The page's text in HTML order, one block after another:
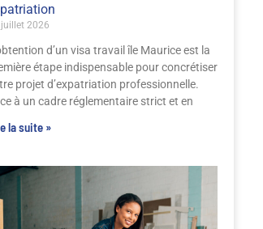
2026
d’un visa travail île Maurice est la
étape indispensable pour concrétiser
projet d’expatriation professionnelle.
à un cadre réglementaire strict et en
la suite »